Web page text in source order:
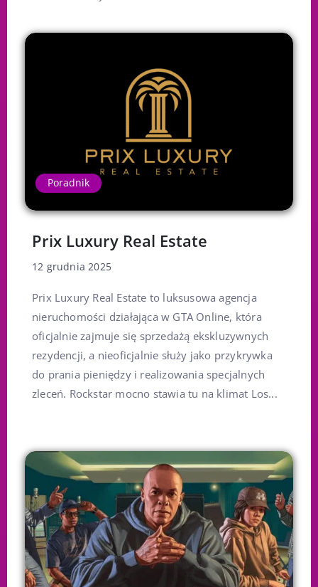
Poradnik
Prix Luxury Real Estate
12 grudnia 2025
Prix Luxury Real Estate to luksusowa agencja
nieruchomości działająca w GTA Online, która
oficjalnie zajmuje się sprzedażą ekskluzywnych
rezydencji, a nieoficjalnie służy jako przykrywka
do prania pieniędzy i realizowania specjalnych
zleceń. Rockstar mocno stawia tu na klimat Los...